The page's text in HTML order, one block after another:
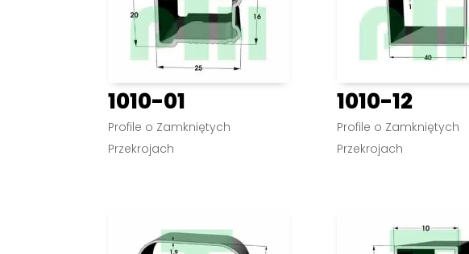
1010-01
Profile o Zamkniętych
Przekrojach
1010-12
Profile o Zamkniętych
Przekrojach